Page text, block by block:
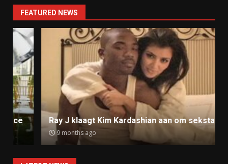
FEATURED NEWS
Ray J klaagt Kim Kardashian aan om sekstape
9 months ago